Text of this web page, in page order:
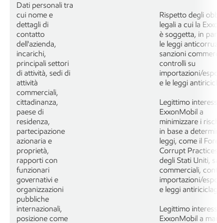
Dati personali tra
cui nome e
dettagli di
contatto
dell'azienda,
incarichi,
principali settori
di attività, sedi di
attività
commerciali,
cittadinanza,
paese di
residenza,
partecipazione
azionaria e
proprietà,
rapporti con
funzionari
governativi e
organizzazioni
pubbliche
internazionali,
posizione come
Rispetto degli
legali a cui la
è soggetta, in
le leggi
sanzioni
controlli su
importazioni/
e le leggi
Legittimo
ExxonMobil a
minimizzare i
in base a
leggi, come il
Corrupt
degli Stati Uniti,
commerciali,
importazioni/
e leggi
Legittimo
ExxonMobil a